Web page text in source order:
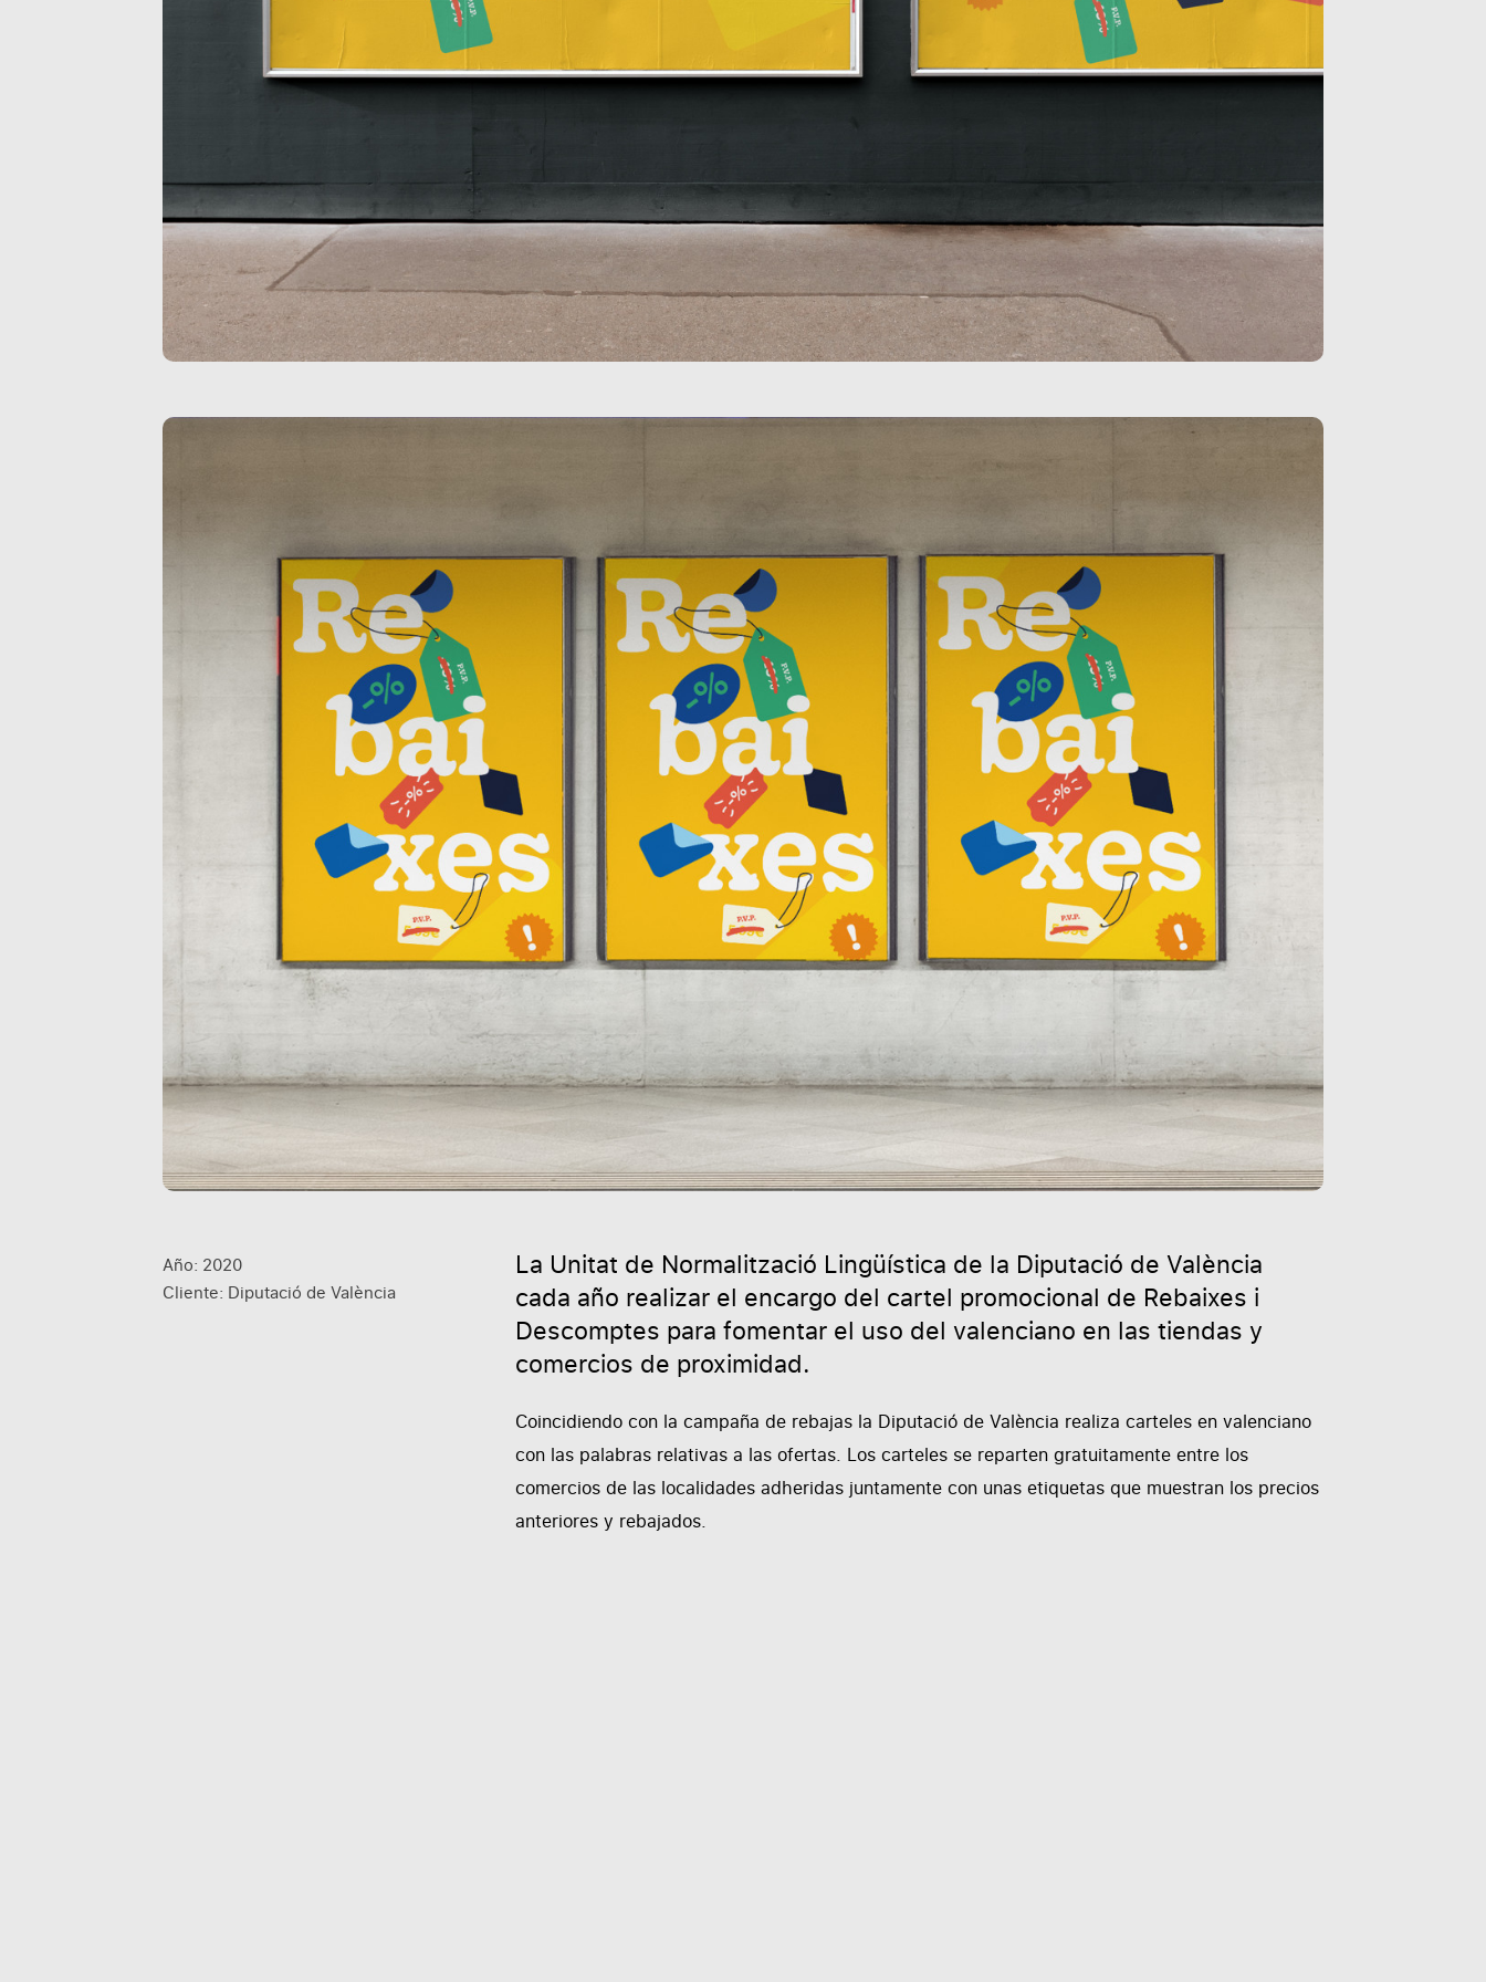
Año: 2020
Cliente: Diputació de València
La Unitat de Normalització Lingüística de la Diputació de València
cada año realizar el encargo del cartel promocional de Rebaixes i
Descomptes para fomentar el uso del valenciano en las tiendas y
comercios de proximidad.
Coincidiendo con la campaña de rebajas la Diputació de València realiza carteles en valenciano
con las palabras relativas a las ofertas. Los carteles se reparten gratuitamente entre los
comercios de las localidades adheridas juntamente con unas etiquetas que muestran los precios
anteriores y rebajados.